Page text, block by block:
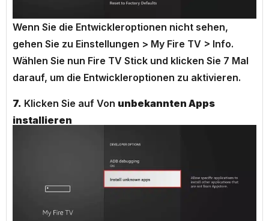
Wenn Sie die Entwickleroptionen nicht sehen,
gehen Sie zu Einstellungen > My Fire TV > Info.
Wählen Sie nun Fire TV Stick und klicken Sie 7 Mal
darauf, um die Entwickleroptionen zu aktivieren.
7. Klicken Sie auf Von unbekannten Apps
installieren